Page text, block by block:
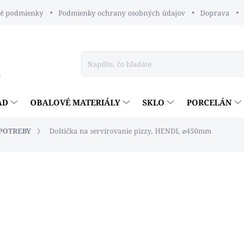
podmienky Podmienky ochrany osobných údajov Doprava
OBALOVÉ MATERIÁLY SKLO PORCELÁN
Doštička na servírovanie pizzy, HENDI, ⌀450mm